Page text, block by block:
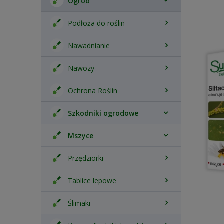
Podłoża do roślin
Nawadnianie
Nawozy
Ochrona Roślin
Szkodniki ogrodowe
Mszyce
Przędziorki
Tablice lepowe
Ślimaki